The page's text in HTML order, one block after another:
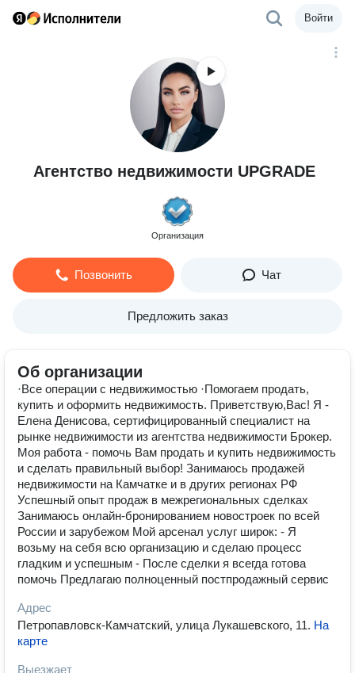
Войти
Агентство недвижимости UPGRADE
Организация
Позвонить Чат
Предложить заказ
Об организации
·Все операции с недвижимостью ·Помогаем продать,
купить и оформить недвижимость. Приветствую,Вас! Я -
Елена Денисова, сертифицированный специалист на
рынке недвижимости из агентства недвижимости Брокер.
Моя работа - помочь Вам продать и купить недвижимость
и сделать правильный выбор! Занимаюсь продажей
недвижимости на Камчатке и в других регионах РФ
Успешный опыт продаж в межрегиональных сделках
Занимаюсь онлайн-бронированием новостроек по всей
России и зарубежом Мой арсенал услуг широк: - Я
возьму на себя всю организацию и сделаю процесс
гладким и успешным - После сделки я всегда готова
помочь Предлагаю полноценный постпродажный сервис
Адрес
Петропавловск-Камчатский, улица Лукашевского, 11. На
карте
Выезжает